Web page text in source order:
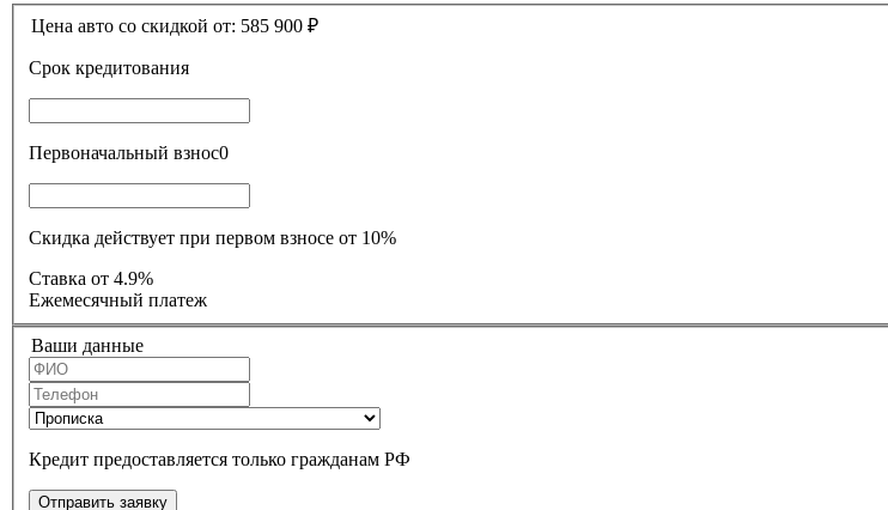
Цена авто со скидкой от: 585 900 ₽
Срок кредитования
Первоначальный взнос0
Скидка действует при первом взносе от 10%
Ставка
от 4.9%
Ежемесячный платеж
Ваши данные
Кредит предоставляется только гражданам РФ
Отправить заявку